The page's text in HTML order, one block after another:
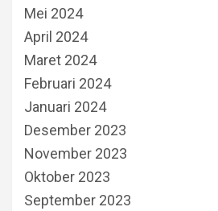
Mei 2024
April 2024
Maret 2024
Februari 2024
Januari 2024
Desember 2023
November 2023
Oktober 2023
September 2023